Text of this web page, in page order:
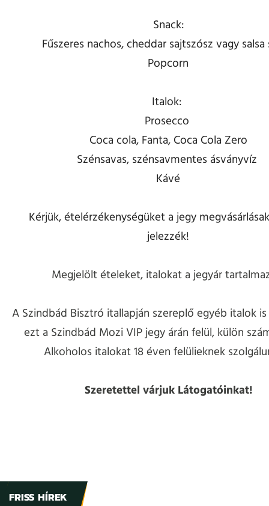
Snack:
Fűszeres nachos, cheddar sajtszósz vagy salsa
Popcorn
Italok:
Prosecco
Coca cola, Fanta, Coca Cola Zero
Szénsavas, szénsavmentes ásványvíz
Kávé
Kérjük, ételérzékenységüket a jegy
jelezzék!
Megjelölt ételeket, italokat a jegyár
A Szindbád Bisztró itallapján szereplő egyéb italok
ezt a Szindbád Mozi VIP jegy árán felül, külön
Alkoholos italokat 18 éven felülieknek
Szeretettel várjuk Látogatóinkat!
FRISS HÍREK